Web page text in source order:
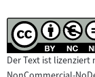
Der Text ist